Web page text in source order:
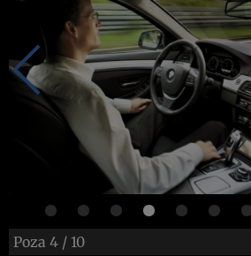
Poza 4 / 10